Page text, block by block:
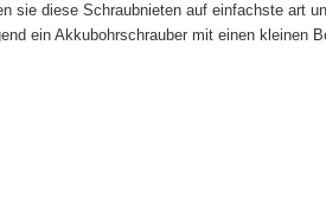
sie diese Schraubnieten auf einfachste art
ein Akkubohrschrauber mit einen kleinen